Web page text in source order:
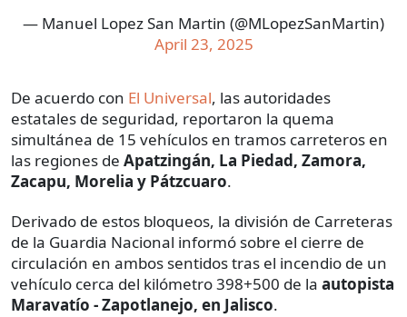
— Manuel Lopez San Martin (@MLopezSanMartin)
April 23, 2025
De acuerdo con El Universal, las autoridades
estatales de seguridad, reportaron la quema
simultánea de 15 vehículos en tramos carreteros en
las regiones de Apatzingán, La Piedad, Zamora,
Zacapu, Morelia y Pátzcuaro.
Derivado de estos bloqueos, la división de Carreteras
de la Guardia Nacional informó sobre el cierre de
circulación en ambos sentidos tras el incendio de un
vehículo cerca del kilómetro 398+500 de la autopista
Maravatío - Zapotlanejo, en Jalisco.